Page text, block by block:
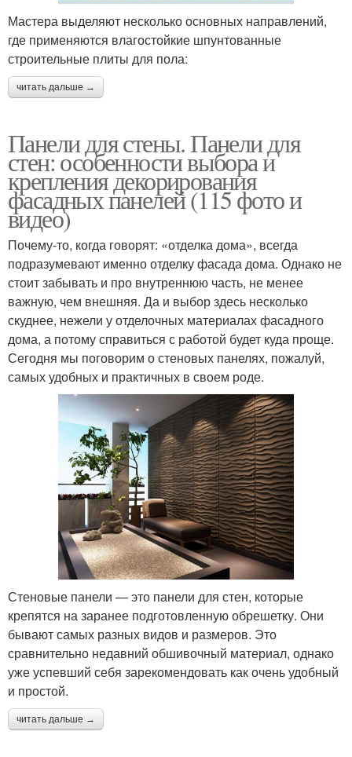
Мастера выделяют несколько основных направлений,
где применяются влагостойкие шпунтованные
строительные плиты для пола:
читать дальше →
Панели для стены. Панели для
стен: особенности выбора и
крепления декорирования
фасадных панелей (115 фото и
видео)
Почему-то, когда говорят: «отделка дома», всегда
подразумевают именно отделку фасада дома. Однако не
стоит забывать и про внутреннюю часть, не менее
важную, чем внешняя. Да и выбор здесь несколько
скуднее, нежели у отделочных материалах фасадного
дома, а потому справиться с работой будет куда проще.
Сегодня мы поговорим о стеновых панелях, пожалуй,
самых удобных и практичных в своем роде.
Стеновые панели — это панели для стен, которые
крепятся на заранее подготовленную обрешетку. Они
бывают самых разных видов и размеров. Это
сравнительно недавний обшивочный материал, однако
уже успевший себя зарекомендовать как очень удобный
и простой.
читать дальше →